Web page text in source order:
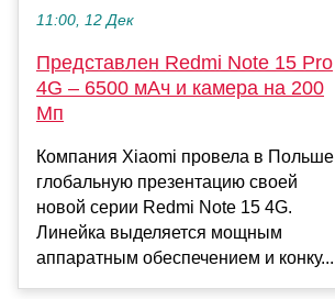
11:00, 12 Дек
Представлен Redmi Note 15 Pro
4G – 6500 мАч и камера на 200
Мп
Компания Xiaomi провела в Польше
глобальную презентацию своей
новой серии Redmi Note 15 4G.
Линейка выделяется мощным
аппаратным обеспечением и конку...